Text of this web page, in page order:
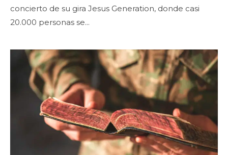
concierto de su gira Jesus Generation, donde casi
20.000 personas se...